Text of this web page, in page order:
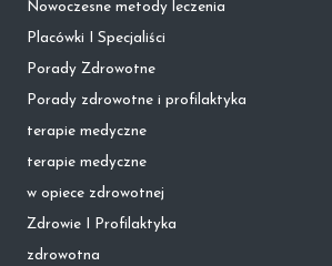
Nowoczesne metody leczenia
Placówki I Specjaliści
Porady Zdrowotne
Porady zdrowotne i profilaktyka
terapie medyczne
terapie medyczne
w opiece zdrowotnej
Zdrowie I Profilaktyka
zdrowotna